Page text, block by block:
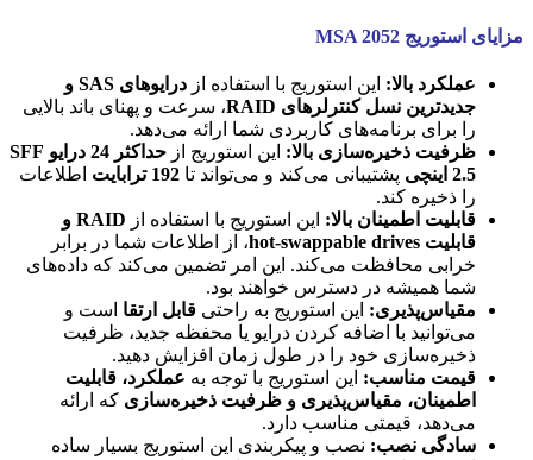
مزایای استوریج MSA 2052
عملکرد بالا: این استوریج با استفاده از
درایوهای SAS و
جدیدترین نسل کنترلرهای RAID
، سرعت و پهنای باند بالایی
را برای برنامه‌های کاربردی شما ارائه می‌دهد.
ظرفیت ذخیره‌سازی بالا: این استوریج از
حداکثر 24 درایو SFF
2.5 اینچی
پشتیبانی می‌کند و می‌تواند تا 192 ترابایت
اطلاعات
را ذخیره کند.
قابلیت اطمینان بالا: این استوریج با استفاده از
RAID و
قابلیت hot-swappable drives
، از اطلاعات شما در برابر
خرابی محافظت می‌کند. این امر تضمین می‌کند که داده‌های
شما همیشه در دسترس خواهند بود.
مقیاس‌پذیری: این استوریج به راحتی قابل ارتقا است و
می‌توانید با اضافه کردن درایو یا محفظه جدید، ظرفیت
ذخیره‌سازی خود را در طول زمان افزایش دهید.
قیمت مناسب: این استوریج با توجه به عملکرد، قابلیت
اطمینان، مقیاس‌پذیری و ظرفیت ذخیره‌سازی که ارائه
می‌دهد، قیمتی مناسب دارد.
سادگی نصب: نصب و پیکربندی این استوریج بسیار ساده